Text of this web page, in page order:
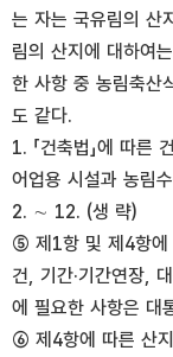
는 자는 국유림의 산
림의 산지에 대하여
한 사항 중 농림축산
도 같다.
1. 「건축법」에 따
어업용 시설과 농림
2. ∼ 12. (생 략)
⑤ 제1항 및 제4항에
건, 기간·기간연장,
에 필요한 사항은 대
⑥ 제4항에 따른 산